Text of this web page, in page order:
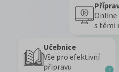
Učebnice
Vše pro efektivní
připravu
Online
s těmi